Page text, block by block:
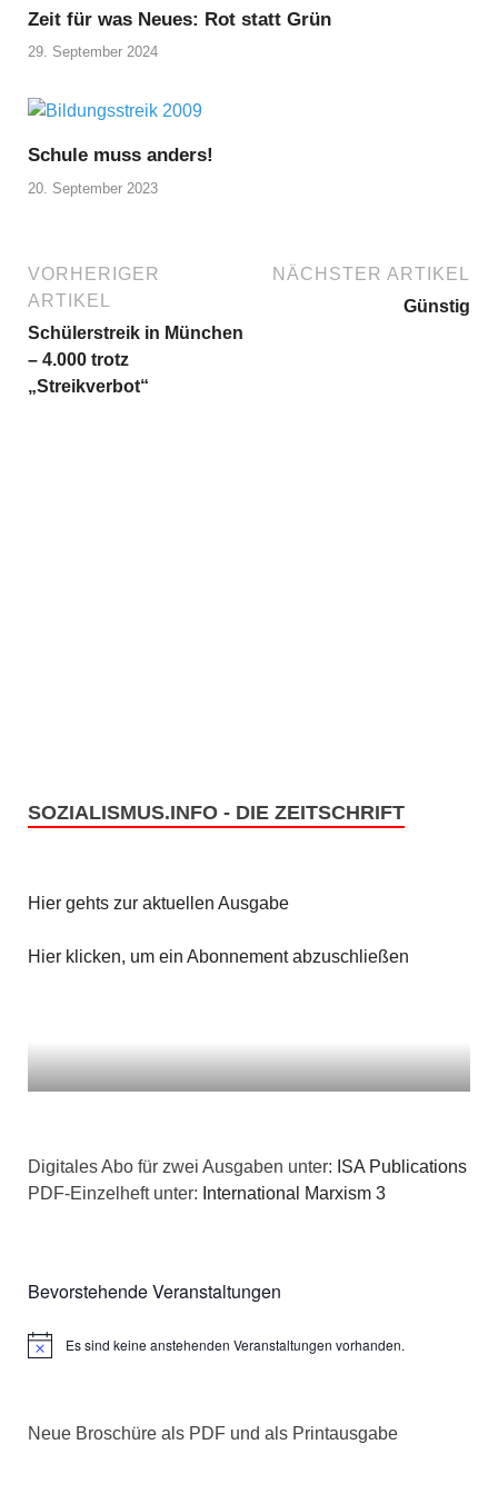
Zeit für was Neues: Rot statt Grün
29. September 2024
Schule muss anders!
20. September 2023
VORHERIGER
ARTIKEL
Schülerstreik in München
– 4.000 trotz
„Streikverbot“
NÄCHSTER ARTIKEL
Günstig
SOZIALISMUS.INFO - DIE ZEITSCHRIFT
Hier gehts zur aktuellen Ausgabe
Hier klicken, um ein Abonnement abzuschließen
Digitales Abo für zwei Ausgaben unter: ISA Publications
PDF-Einzelheft unter: International Marxism 3
Bevorstehende Veranstaltungen
HinweisEs sind keine anstehenden Veranstaltungen vorhanden.
Neue Broschüre als PDF und als Printausgabe